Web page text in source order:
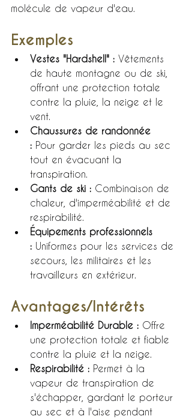
molécule de vapeur d'eau.
Exemples
Vestes "Hardshell" : Vêtements
de haute montagne ou de ski,
offrant une protection totale
contre la pluie, la neige et le
vent.
Chaussures de randonnée
: Pour garder les pieds au sec
tout en évacuant la
transpiration.
Gants de ski : Combinaison de
chaleur, d'imperméabilité et de
respirabilité.
Équipements professionnels
: Uniformes pour les services de
secours, les militaires et les
travailleurs en extérieur.
Avantages/Intérêts
Imperméabilité Durable : Offre
une protection totale et fiable
contre la pluie et la neige.
Respirabilité : Permet à la
vapeur de transpiration de
s'échapper, gardant le porteur
au sec et à l'aise pendant